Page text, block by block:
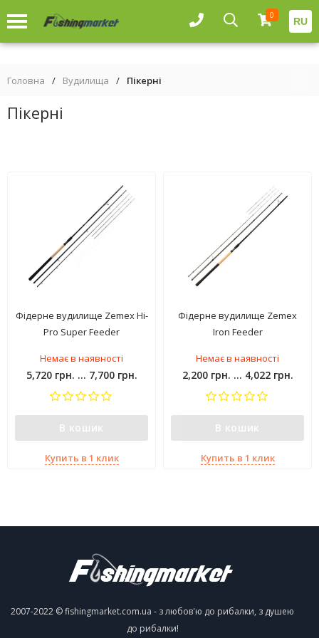
0
RU
Головна / Вудилища / Пікерні
Пікерні
Фідерне вудилище Zemex Hi-
Pro Super Feeder
Немає в наявності
5,720 грн. ... 7,700 грн.
В кошик
Купить в 1 клик
Фідерне вудилище Zemex
Iron Feeder
Немає в наявності
2,200 грн. ... 4,022 грн.
В кошик
Купить в 1 клик
2007-2022 © fishingmarket.com.ua - з любов'ю до рибалки, з душею
до рибалки!